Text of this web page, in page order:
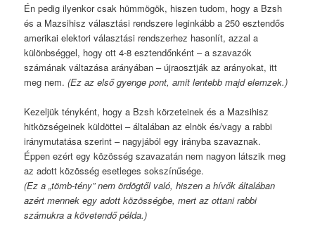
Én pedig ilyenkor csak hümmögök, hiszen tudom, hogy a Bzsh
és a Mazsihisz választási rendszere leginkább a 250 esztendős
amerikai elektori választási rendszerhez hasonlít, azzal a
különbséggel, hogy ott 4-8 esztendőnként – a szavazók
számának váltazása arányában – újraosztják az arányokat, itt
meg nem.(Ez az első gyenge pont, amit lentebb majd elemzek.)
Kezeljük tényként, hogy a Bzsh körzeteinek és a Mazsihisz
hitközségeinek küldöttei – általában az elnök és/vagy a rabbi
iránymutatása szerint – nagyjából egy irányba szavaznak.
Éppen ezért egy közösség szavazatán nem nagyon látszik meg
az adott közösség esetleges sokszínűsége.
(Ez a „tömb-tény” nem ördögtől való, hiszen a hívők általában
azért mennek egy adott közösségbe, mert az ottani rabbi
számukra a követendő példa.)